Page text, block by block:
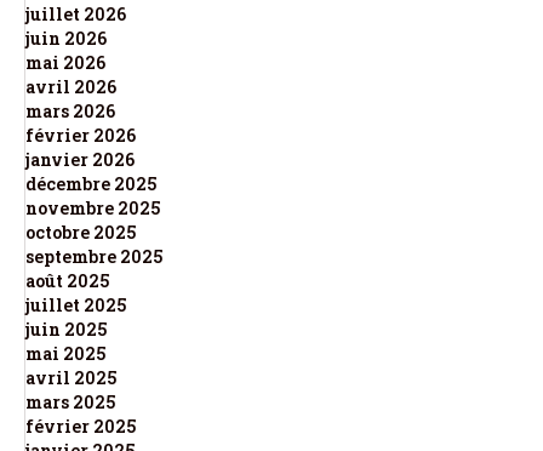
juillet 2026
juin 2026
mai 2026
avril 2026
mars 2026
février 2026
janvier 2026
décembre 2025
novembre 2025
octobre 2025
septembre 2025
août 2025
juillet 2025
juin 2025
mai 2025
avril 2025
mars 2025
février 2025